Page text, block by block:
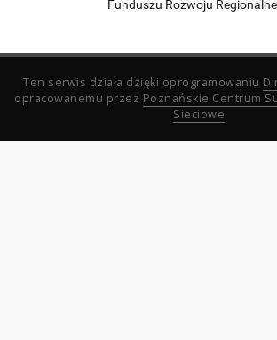
Funduszu Rozwoju
Ten serwis działa dzięki oprogramowaniu
opracowanemu przez Poznańskie Centrum
Sieciowe